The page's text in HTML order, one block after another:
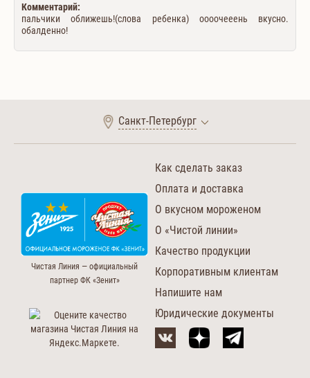
Комментарий:
пальчики оближешь!(слова ребенка) оооочееень вкусно.
обалденно!
Санкт-Петербург
Чистая Линия — официальный
партнер ФК «Зенит»
Как сделать заказ
Оплата и доставка
О вкусном мороженом
О «Чистой линии»
Качество продукции
Корпоративным клиентам
Напишите нам
Юридические документы